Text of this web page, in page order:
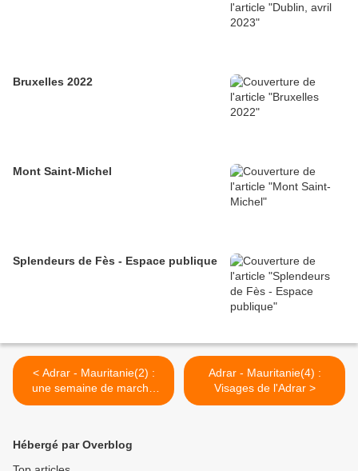
Bruxelles 2022
Mont Saint-Michel
Splendeurs de Fès - Espace publique
< Adrar - Mauritanie(2) :
une semaine de marche
dans le désert
Adrar - Mauritanie(4) :
Visages de l'Adrar >
Hébergé par Overblog